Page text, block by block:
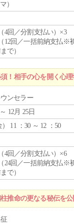
）
4回／分割支払い）×3
12回／一括前納支払※
で）
！相手の心を開く心理
ンセラー
12月 25日
） 11 ：30 ～ 12 ：50
4回／分割支払い）×6
24回／一括前納支払※
で）
推命の更なる秘伝を